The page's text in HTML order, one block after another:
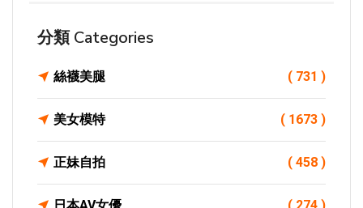
分類 Categories
絲襪美腿 ( 731 )
美女模特 ( 1673 )
正妹自拍 ( 458 )